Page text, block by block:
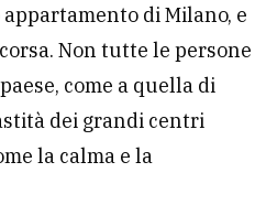
di Milano, e
Non tutte le persone
come a quella di
dei grandi centri
la calma e la